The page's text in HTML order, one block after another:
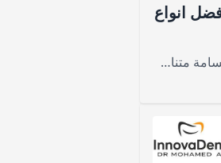
انواع
قد تبدو فكرة الحصول على ابتسامة متناسقة حلماً يراود الكثيرين، خاصةً لمن يشعرون بالحرج من اعوجاج أسنانهم أو تزاحمها، لكن مع التطور الكبير في طب الأسنان لم يعد الوصول إلى الابتسامة التي تتمناها أمراً صعباً